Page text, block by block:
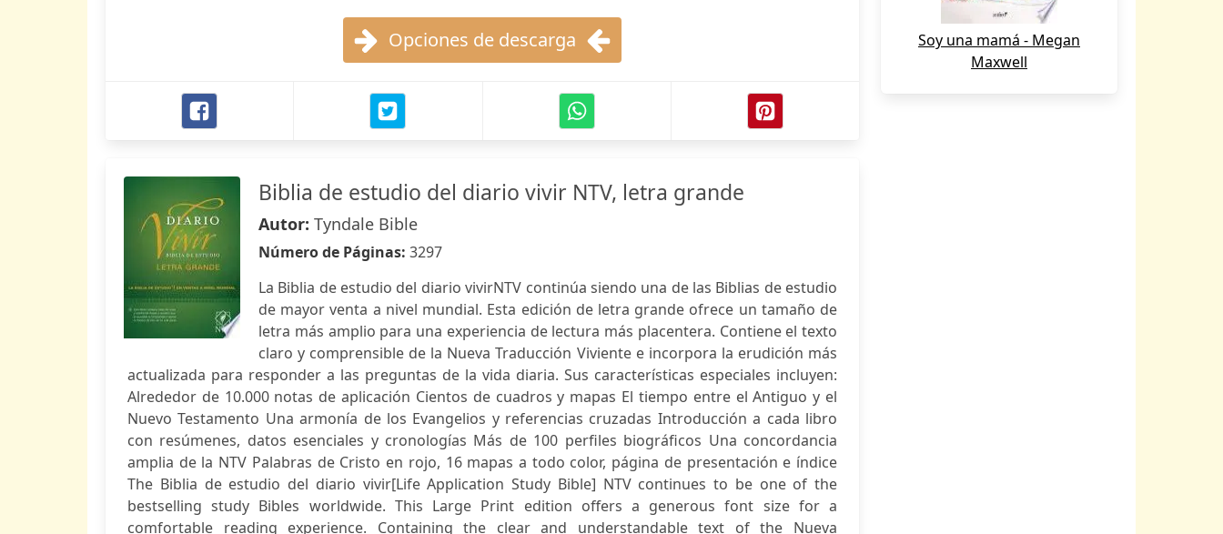
Opciones de descarga
Biblia de estudio del diario vivir NTV, letra grande
Autor: Tyndale Bible
Número de Páginas: 3297
La Biblia de estudio del diario vivirNTV continúa siendo una de las Biblias de estudio
de mayor venta a nivel mundial. Esta edición de letra grande ofrece un tamaño de
letra más amplio para una experiencia de lectura más placentera. Contiene el texto
claro y comprensible de la Nueva Traducción Viviente e incorpora la erudición más
actualizada para responder a las preguntas de la vida diaria. Sus características especiales incluyen:
Alrededor de 10.000 notas de aplicación Cientos de cuadros y mapas El tiempo entre el Antiguo y el
Nuevo Testamento Una armonía de los Evangelios y referencias cruzadas Introducción a cada libro
con resúmenes, datos esenciales y cronologías Más de 100 perfiles biográficos Una concordancia
amplia de la NTV Palabras de Cristo en rojo, 16 mapas a todo color, página de presentación e índice
The Biblia de estudio del diario vivir[Life Application Study Bible] NTV continues to be one of the
bestselling study Bibles worldwide. This Large Print edition offers a generous font size for a
comfortable reading experience. Containing the clear and understandable text of the Nueva
Soy una mamá - Megan
Maxwell